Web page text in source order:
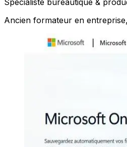
Ancien formateur en